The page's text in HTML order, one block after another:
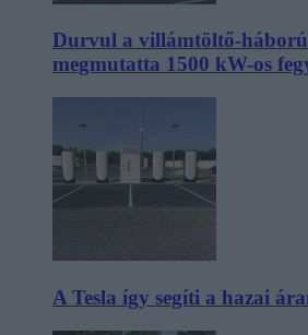
Durvul a villámtöltő-
megmutatta 1500 kW-os
A Tesla így segíti a hazai